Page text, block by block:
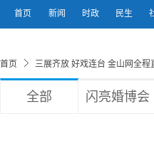
首页 新闻 时政 民生
首页 三展齐放 好戏连台 金山网全程
全部 闪亮婚博会